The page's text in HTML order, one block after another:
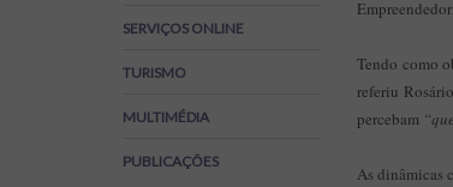
SERVIÇOS ONLINE
TURISMO
MULTIMÉDIA
PUBLICAÇÕES
Tendo como
referiu
percebam
As dinâmicas